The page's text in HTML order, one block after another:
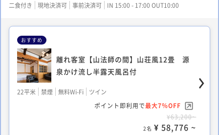
二食付き 現地決済可 事前決済可 IN 15:00 - 17:00 OUT10:00
おすすめ
離れ客室【山法師の間】山荘風12畳 源
泉かけ流し半露天風呂付
22平米 禁煙 無料Wi-Fi
ツイン
ポイント即利用で最大7％OFF
¥63,200~
2名 ¥ 58,776 ~